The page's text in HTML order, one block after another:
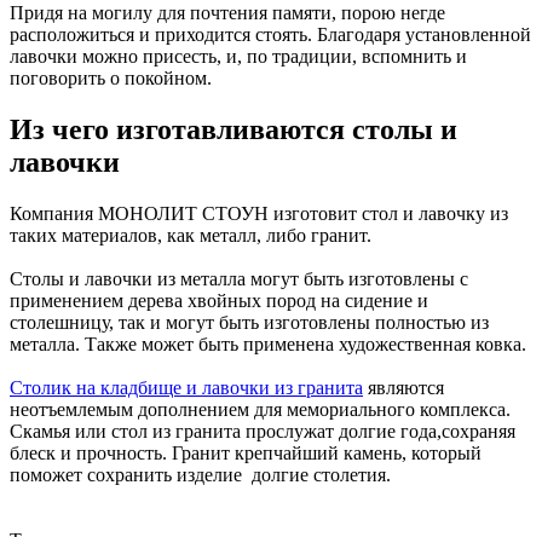
Придя на могилу для почтения памяти, порою негде
расположиться и приходится стоять. Благодаря установленной
лавочки можно присесть, и, по традиции, вспомнить и
поговорить о покойном.
Из чего изготавливаются столы и
лавочки
Компания МОНОЛИТ СТОУН изготовит стол и лавочку из
таких материалов, как металл, либо гранит.
Столы и лавочки из металла могут быть изготовлены с
применением дерева хвойных пород на сидение и
столешницу, так и могут быть изготовлены полностью из
металла. Также может быть применена художественная ковка.
Столик на кладбище и лавочки из гранита являются
неотъемлемым дополнением для мемориального комплекса.
Скамья или стол из гранита прослужат долгие года,сохраняя
блеск и прочность. Гранит крепчайший камень, который
поможет сохранить изделие долгие столетия.